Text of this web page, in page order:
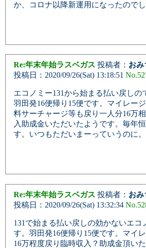
か、コロナ以降新運用になったのでし
Re:年末年始ラスベガス 投稿者： おみ
投稿日：2020/09/26(Sat) 13:18:51
エコノミー131から始まる払い戻しの
羽田発16便帰り15便です。マイレー
料サーチャージ等も戻り一人分16万
入助成金いただいたようです。毎年
す。いつもただいまーっていうのに。
Re:年末年始ラスベガス 投稿者： おみ
投稿日：2020/09/26(Sat) 13:32:34
131で始まる払い戻しの効かないエコ
す。羽田発16便帰り15便です。マイ
16万程度戻り臨時収入？助成金頂い